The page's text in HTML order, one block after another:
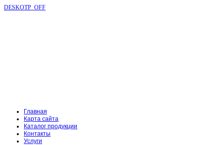
DESKOTP_OFF
Главная
Карта сайта
Каталог продукции
Контакты
Услуги